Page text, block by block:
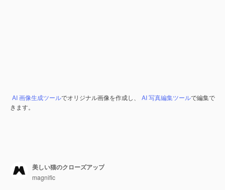
AI 画像生成ツールでオリジナル画像を作成し、 AI 写真編集ツールで編集で
きます。
美しい猫のクローズアップ
magnific